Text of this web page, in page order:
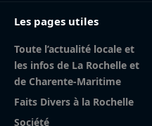
Les pages utiles
Toute l’actualité locale et
les infos de La Rochelle et
de Charente-Maritime
Faits Divers à la Rochelle
Société